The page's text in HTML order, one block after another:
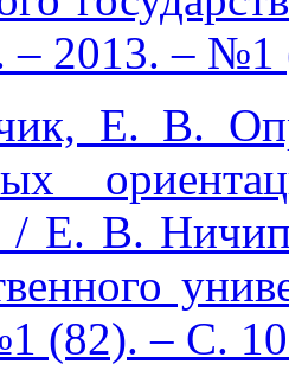
– 2013. –
Е. В.
Е. В.
(82). – С.